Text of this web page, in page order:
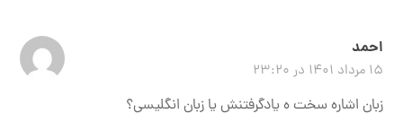
احمد
۱۵ مرداد ۱۴۰۱ در ۲۳:۲۰
زبان اشاره سخت ه یادگرفتنش یا زبان انگلیسی؟